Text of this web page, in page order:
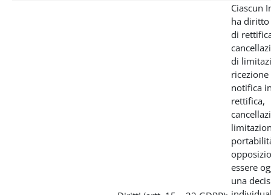
Ciascun
ha diritto
di
di
notifica
rettifica,
essere
una